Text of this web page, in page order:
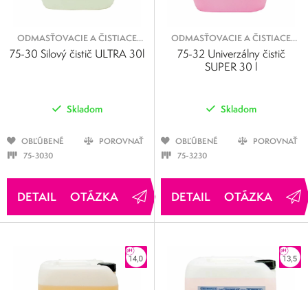
ODMASŤOVACIE A ČISTIACE
KVAPALINY
75-30 Silový čistič ULTRA 30l
Skladom
OBĽÚBENÉ
POROVNAŤ
75-3030
OTÁZKA
ODMASŤOVACIE A ČISTIACE
KVAPALINY
75-32 Univerzálny čistič
SUPER 30 l
Skladom
OBĽÚBENÉ
POROVNAŤ
75-3230
OTÁZKA